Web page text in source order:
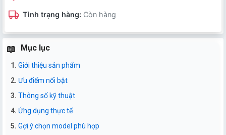
Tình trạng hàng: Còn hàng
Mục lục
Giới thiệu sản phẩm
Ưu điểm nổi bật
Thông số kỹ thuật
Ứng dụng thực tế
Gợi ý chọn model phù hợp